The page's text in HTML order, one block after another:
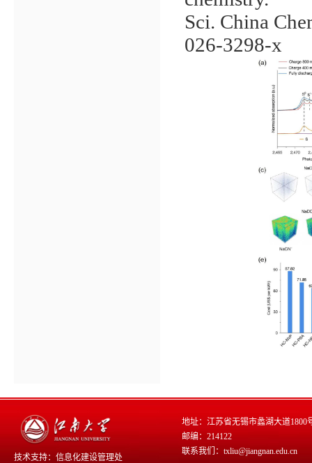
Sci. China
026-3298-x
技术支持： 信息化建设管理处
地址：江苏省无锡市蠡湖大道1800
邮编：214122
联系我们：txliu@jiangnan.edu.cn